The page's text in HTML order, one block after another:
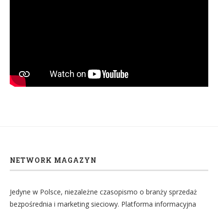
NETWORK MAGAZYN
Jedyne w Polsce, niezależne czasopismo o branży sprzedaż
bezpośrednia i marketing sieciowy. Platforma informacyjna